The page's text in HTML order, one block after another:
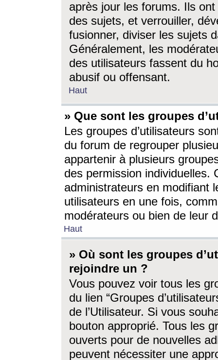
après jour les forums. Ils ont
des sujets, et verrouiller,
fusionner, diviser les sujets
Généralement, les
des utilisateurs fassent du
abusif ou offensant.
Haut
» Que sont les groupes
Les groupes d’utilisateurs
du forum de regrouper
appartenir à plusieurs
des permission individuelles.
administrateurs en modifiant
utilisateurs en une fois,
modérateurs ou bien de leur
Haut
» Où sont les groupes
rejoindre un ?
Vous pouvez voir tous les
du lien “Groupes
de l’Utilisateur. Si vous
bouton approprié. Tous les
ouverts pour de nouvelles
peuvent nécessiter une